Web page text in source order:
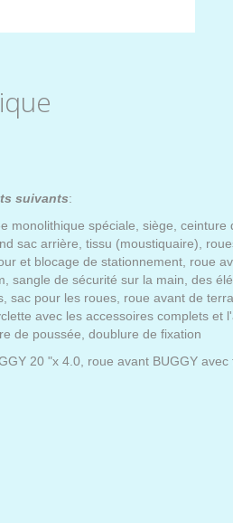
suivants:
monolithique spéciale, siège, ceinture
sac arrière, tissu (moustiquaire),
et blocage de stationnement, roue
sangle de sécurité sur la main, des
sac pour les roues, roue avant de
avec les accessoires complets et
de poussée, doublure de fixation
20 "x 4.0, roue avant BUGGY avec